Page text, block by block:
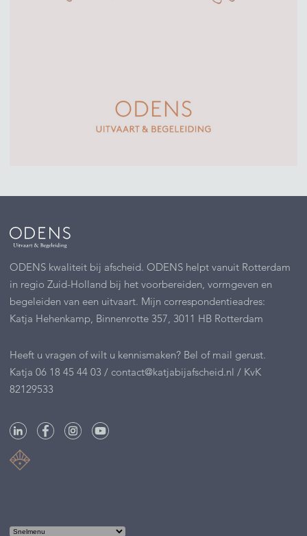
ODENS kwaliteit bij afscheid. ODENS helpt vanuit Rotterdam
in regio Zuid-Holland bij het voorbereiden, vormgeven en
begeleiden van een uitvaart. Mijn correspondentieadres:
Katja Hehenkamp, Binnenrotte 357, 3011 HB Rotterdam
Heeft u vragen of wilt u kennismaken? Bel of mail gerust.
Katja06 18 45 44 03 / contact@katjabijafscheid.nl / KvK
82129533